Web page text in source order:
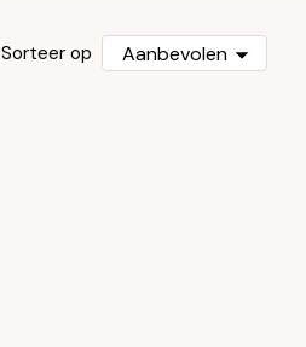
Sorteer op Aanbevolen